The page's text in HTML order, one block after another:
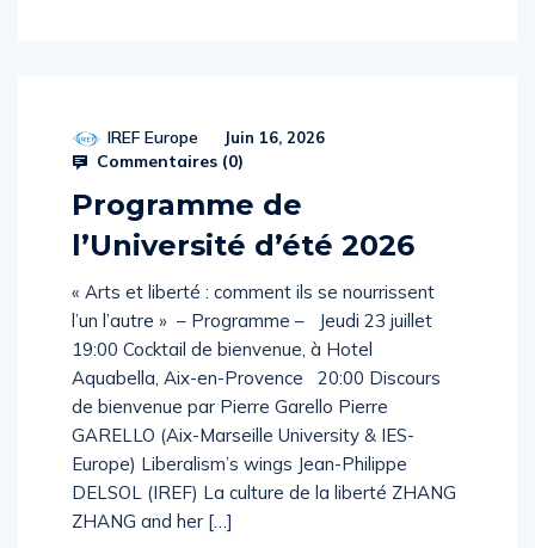
IREF Europe Juin 16, 2026
Programme de
« Arts et liberté : comment ils se nourrissent
l’un l’autre » – Programme – Jeudi 23 juillet
19:00 Cocktail de bienvenue, à Hotel
Aquabella, Aix-en-Provence 20:00 Discours
de bienvenue par Pierre Garello Pierre
GARELLO (Aix-Marseille University & IES-
Europe) Liberalism’s wings Jean-Philippe
DELSOL (IREF) La culture de la liberté ZHANG